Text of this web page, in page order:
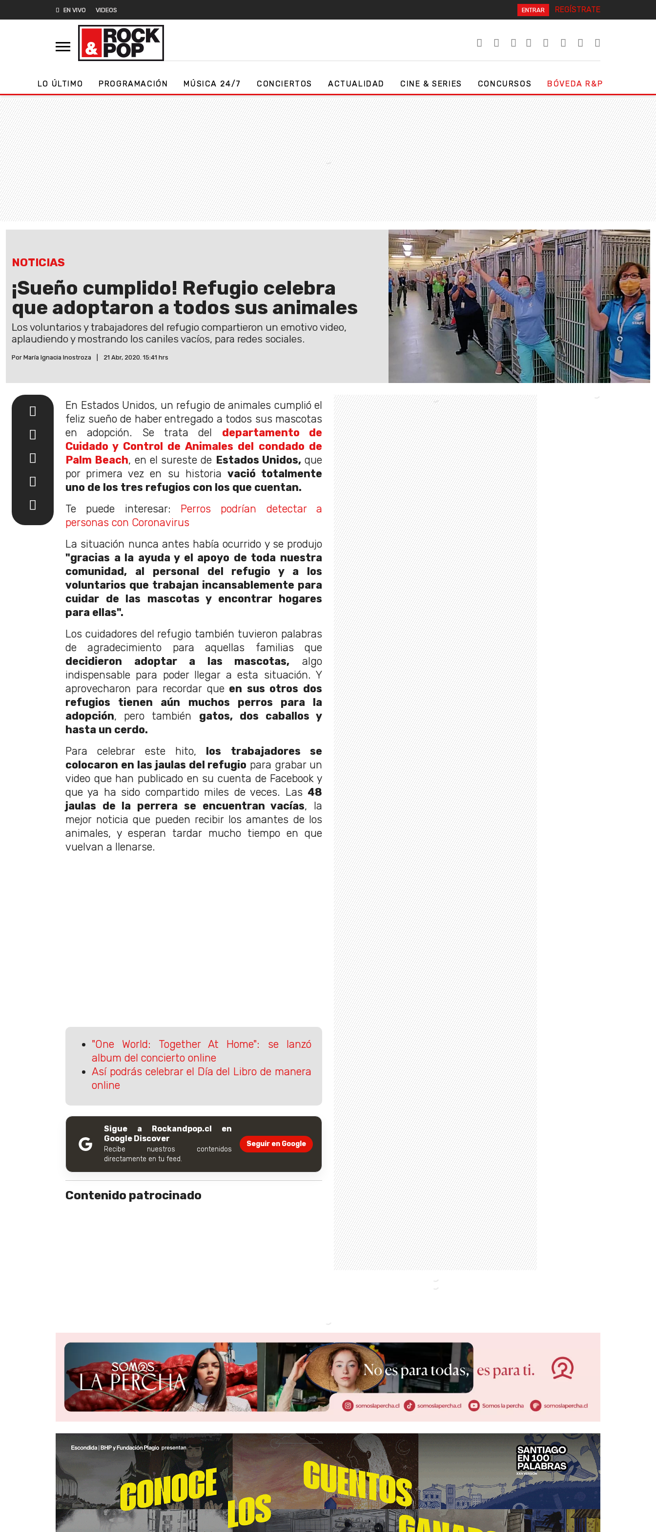
EN VIVO VIDEOS ENTRAR REGÍSTRATE
LO ÚLTIMO PROGRAMACIÓN MÚSICA 24/7 CONCIERTOS ACTUALIDAD CINE & SERIES CONCURSOS BÓVEDA R&P
NOTICIAS
¡Sueño cumplido! Refugio celebra
que adoptaron a todos sus animales
Los voluntarios y trabajadores del refugio compartieron un emotivo video,
aplaudiendo y mostrando los caniles vacíos, para redes sociales.
Por María Ignacia Inostroza 21 Abr, 2020. 15:41 hrs
En Estados Unidos, un refugio de animales cumplió el
feliz sueño de haber entregado a todos sus mascotas
en adopción. Se trata del departamento de
Cuidado y Control de Animales del condado de
Palm Beach, en el sureste de Estados Unidos,que
por primera vez en su historia vació totalmente
uno de los tres refugios con los que cuentan.
Te puede interesar:
Perros podrían detectar a
personas con Coronavirus
La situación nunca antes había ocurrido y se produjo
"gracias a la ayuda y el apoyo de toda nuestra
comunidad, al personal del refugio y a los
voluntarios que trabajan incansablemente para
cuidar de las mascotas y encontrar hogares
para ellas".
Los cuidadores del refugio también tuvieron palabras
de agradecimiento para aquellas familias que
decidieron adoptar a las mascotas, algo
indispensable para poder llegar a esta situación. Y
aprovecharon para recordar queen sus otros dos
refugios tienen aún muchos perros para la
adopción, pero también gatos, dos caballos y
hasta un cerdo.
Para celebrar este hito,
los trabajadores se
colocaron en las jaulas del refugio para grabar un
video que han publicado en su cuenta de Facebook y
que ya ha sido compartido miles de veces. Las 48
jaulas de la perrera se encuentran vacías, la
mejor noticia que pueden recibir los amantes de los
animales, y esperan tardar mucho tiempo en que
vuelvan a llenarse.
"One World: Together At Home": se lanzó
album del concierto online
Así podrás celebrar el Día del Libro de manera
online
Sigue a Rockandpop.cl en
Google Discover
Recibe nuestros contenidos
directamente en tu feed.
Seguir en Google
Contenido patrocinado